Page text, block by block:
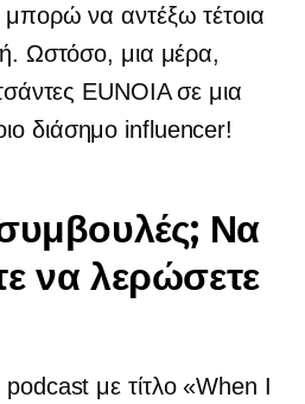
μπορώ να αντέξω τέτοια
Ωστόσο, μια μέρα,
EUNOIA σε μια
διάσημο influencer!
Να
να λερώσετε
με τίτλο «When I